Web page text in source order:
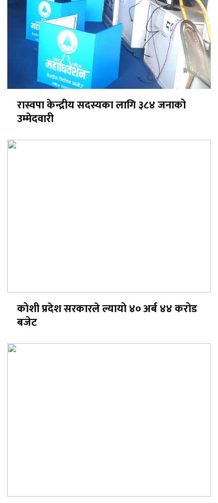
रास्वपा केन्द्रीय सदस्यका लागि ३८४ जनाको
उम्मेदवारी
कोशी प्रदेश सरकारले ल्यायो ४० अर्ब ४४ करोड
बजेट